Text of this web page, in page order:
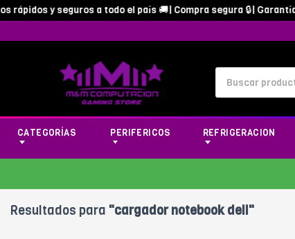
y seguros a todo el país 🚚| Compra segura 🔒|
CATEGORÍAS PERIFERICOS REFRIGERACION
Resultados para "cargador notebook dell"